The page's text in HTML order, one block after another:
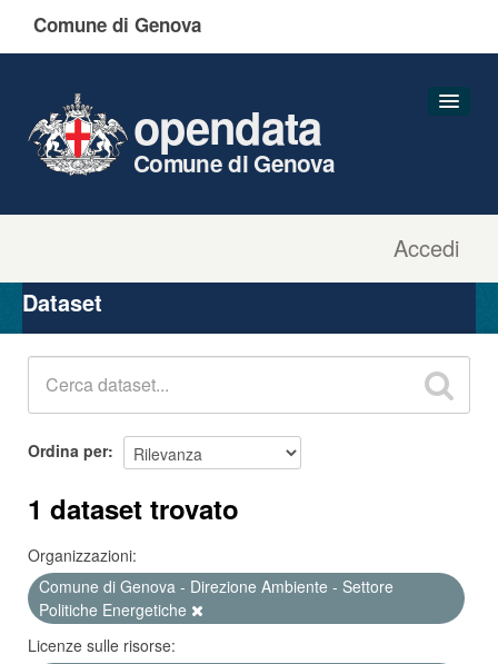
Comune di Genova
Accedi
opendata
Comune di Genova
Organizzazioni
Gruppi
Dataset
Ordina per
1 dataset trovato
Organizzazioni:
Comune di Genova - Direzione Ambiente - Settore
Politiche Energetiche
Licenze sulle risorse: